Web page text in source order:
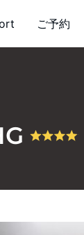
ご予約